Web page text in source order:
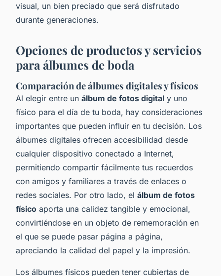
visual, un bien preciado que será disfrutado
durante generaciones.
Opciones de productos y servicios
para álbumes de boda
Comparación de álbumes digitales y físicos
Al elegir entre un álbum de fotos digital y uno
físico para el día de tu boda, hay consideraciones
importantes que pueden influir en tu decisión. Los
álbumes digitales ofrecen accesibilidad desde
cualquier dispositivo conectado a Internet,
permitiendo compartir fácilmente tus recuerdos
con amigos y familiares a través de enlaces o
redes sociales. Por otro lado, el álbum de fotos
físico aporta una calidez tangible y emocional,
convirtiéndose en un objeto de rememoración en
el que se puede pasar página a página,
apreciando la calidad del papel y la impresión.
Los álbumes físicos pueden tener cubiertas de